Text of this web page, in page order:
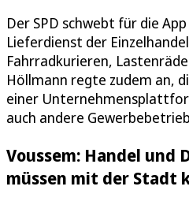
Der SPD schwebt für die
Lieferdienst der
Fahrradkurieren,
Höllmann regte zudem an,
einer
auch andere
Voussem: Handel und
müssen mit der Stadt